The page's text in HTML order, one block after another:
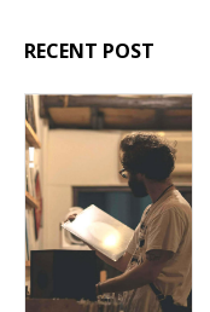
RECENT POST